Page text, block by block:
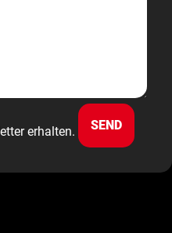
erhalten.